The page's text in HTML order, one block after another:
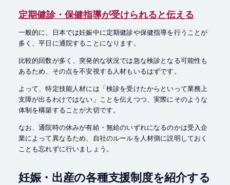
定期健診・保健指導が受けられると伝える
一般的に、日本では妊娠中に定期健診や保健指導を行うことが
多く、平日に通院することになります。
比較的回数が多く、突発的な状況では急な検診となる可能性も
あるため、その点を不安視する人材もいるはずです。
よって、特定技能人材には「検診を受けたからといって業務上
支障が出るわけではない」ことを伝えつつ、実際にそのような
体制を構築することが大切です。
なお、通院時の休みが有給・無給のいずれになるのかは受入企
業によって異なるため、自社のルールを人材側に説明しておく
ことも忘れずに行いましょう。
妊娠・出産の各種支援制度を紹介する